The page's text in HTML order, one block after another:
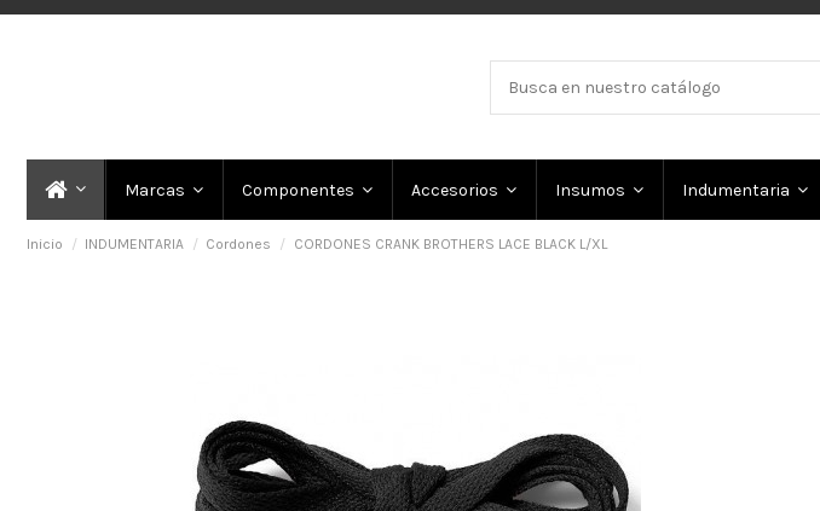
Marcas Componentes Accesorios Insumos Indumentaria
Inicio INDUMENTARIA Cordones CORDONES CRANK BROTHERS LACE BLACK L/XL